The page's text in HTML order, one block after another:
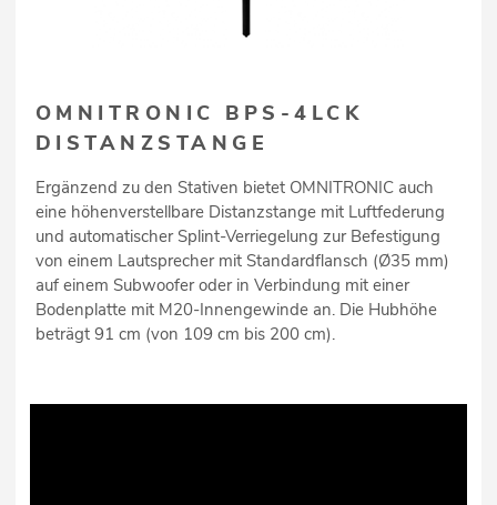
OMNITRONIC BPS-4LCK
DISTANZSTANGE
Ergänzend zu den Stativen bietet OMNITRONIC auch
eine höhenverstellbare Distanzstange mit Luftfederung
und automatischer Splint-Verriegelung zur Befestigung
von einem Lautsprecher mit Standardflansch (Ø35 mm)
auf einem Subwoofer oder in Verbindung mit einer
Bodenplatte mit M20-Innengewinde an. Die Hubhöhe
beträgt 91 cm (von 109 cm bis 200 cm).